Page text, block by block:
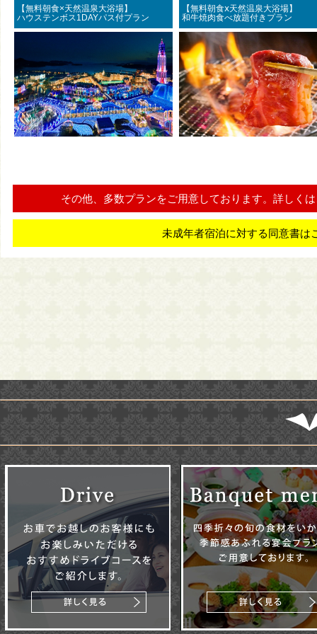
【無料朝食×天然温泉大浴場】
ハウステンボス1DAYパス付プラン
【無料朝食ⅹ天然温泉大浴
和牛焼肉食べ放題付きプラン
その他、多数プランをご用意しております。詳しく
未成年者宿泊に対する同意書は